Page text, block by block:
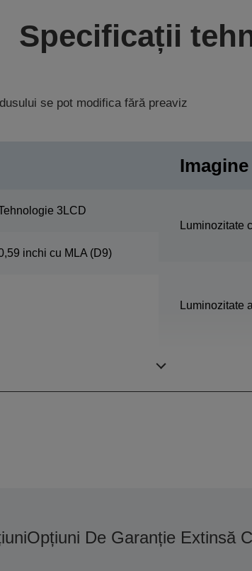
Specificații
se pot modifica fără preaviz
3LCD
inchi cu MLA (D9)
Imagine
Luminozitate
Luminozitate
Opțiuni De Garanție Extinsă